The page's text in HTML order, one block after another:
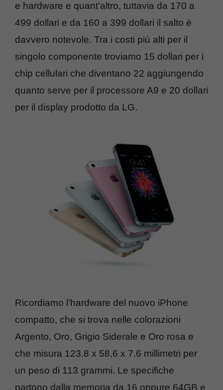
e hardware e quant’altro, tuttavia da 170 a
499 dollari e da 160 a 399 dollari il salto è
davvero notevole. Tra i costi più alti per il
singolo componente troviamo 15 dollari per i
chip cellulari che diventano 22 aggiungendo
quanto serve per il processore A9 e 20 dollari
per il display prodotto da LG.
Ricordiamo l’hardware del nuovo iPhone
compatto, che si trova nelle colorazioni
Argento, Oro, Grigio Siderale e Oro rosa e
che misura 123.8 x 58,6 x 7.6 millimetri per
un peso di 113 grammi. Le specifiche
partono dalla memoria da 16 oppure 64GB e